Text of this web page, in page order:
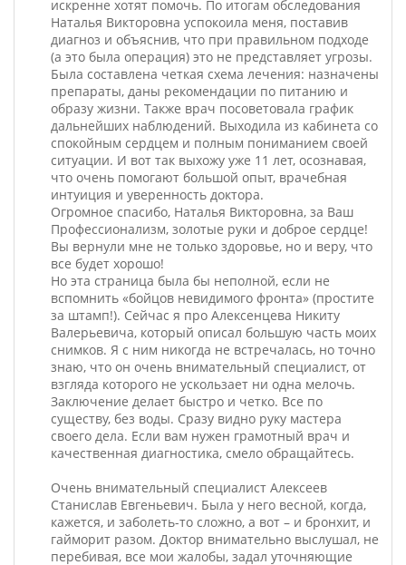
искренне хотят помочь. По итогам обследования
Наталья Викторовна успокоила меня, поставив
диагноз и объяснив, что при правильном подходе
(а это была операция) это не представляет угрозы.
Была составлена четкая схема лечения: назначены
препараты, даны рекомендации по питанию и
образу жизни. Также врач посоветовала график
дальнейших наблюдений. Выходила из кабинета со
спокойным сердцем и полным пониманием своей
ситуации. И вот так выхожу уже 11 лет, осознавая,
что очень помогают большой опыт, врачебная
интуиция и уверенность доктора.
Огромное спасибо, Наталья Викторовна, за Ваш
Профессионализм, золотые руки и доброе сердце!
Вы вернули мне не только здоровье, но и веру, что
все будет хорошо!
Но эта страница была бы неполной, если не
вспомнить «бойцов невидимого фронта» (простите
за штамп!). Сейчас я про Алексенцева Никиту
Валерьевича, который описал большую часть моих
снимков. Я с ним никогда не встречалась, но точно
знаю, что он очень внимательный специалист, от
взгляда которого не ускользает ни одна мелочь.
Заключение делает быстро и четко. Все по
существу, без воды. Сразу видно руку мастера
своего дела. Если вам нужен грамотный врач и
качественная диагностика, смело обращайтесь.
Очень внимательный специалист Алексеев
Станислав Евгеньевич. Была у него весной, когда,
кажется, и заболеть-то сложно, а вот – и бронхит, и
гайморит разом. Доктор внимательно выслушал, не
перебивая, все мои жалобы, задал уточняющие